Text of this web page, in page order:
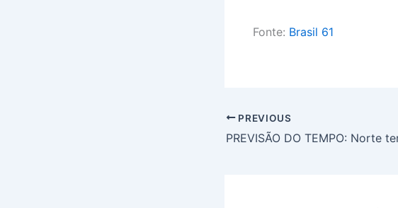
Fonte: Brasil 61
PREVIOUS